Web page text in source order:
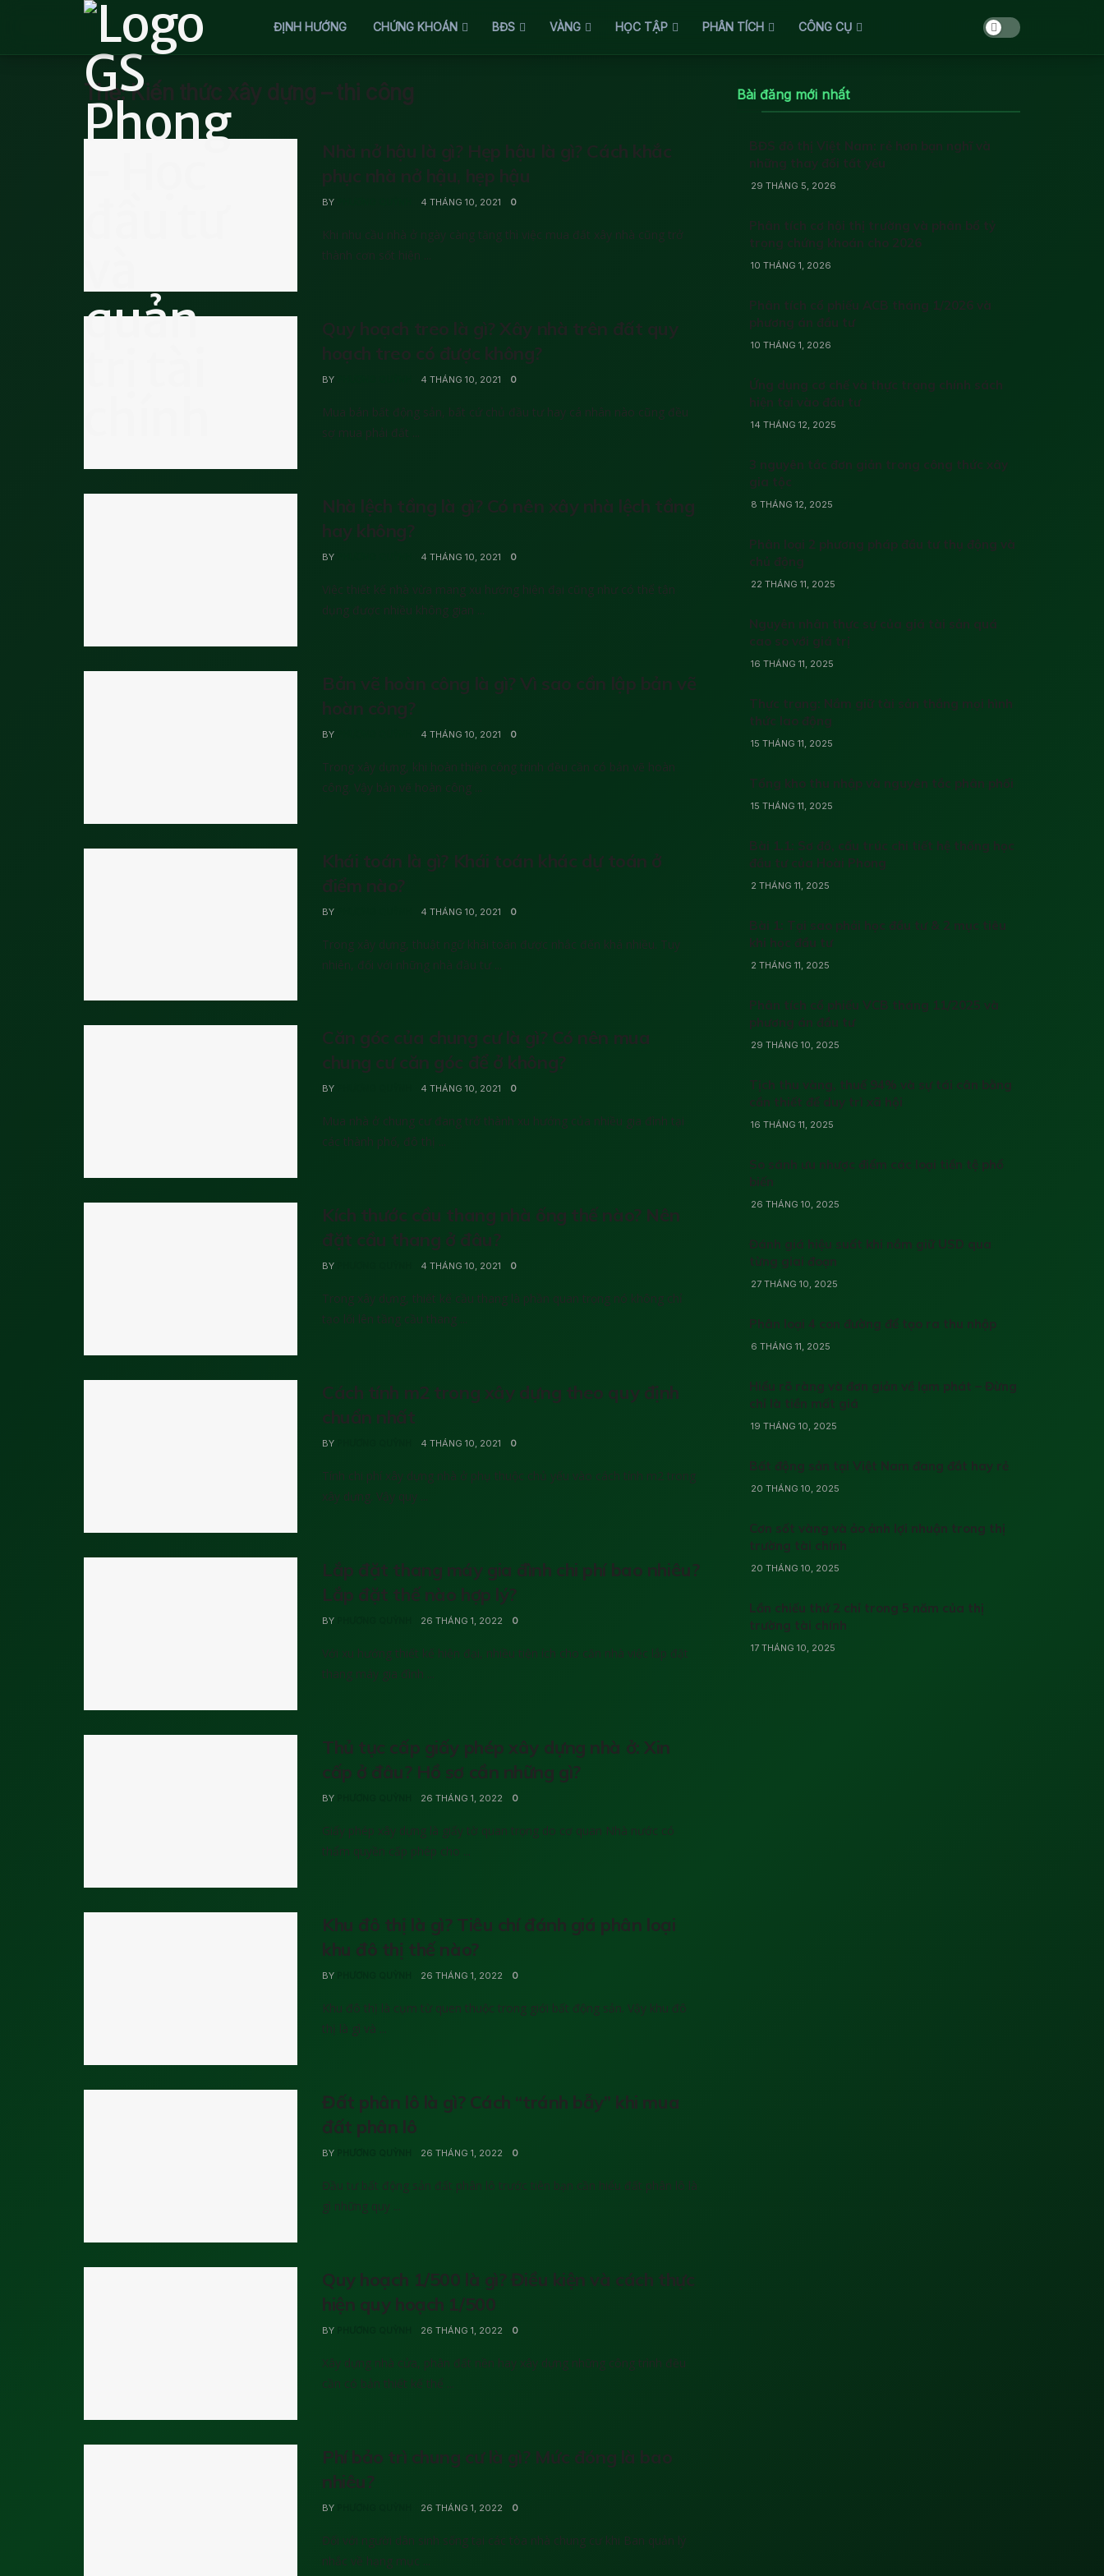
ĐỊNH HƯỚNG CHỨNG KHOÁN BĐS VÀNG HỌC TẬP PHÂN TÍCH CÔNG CỤ
Thẻ:Kiến thức xây dựng – thi công
Nhà nở hậu là gì? Hẹp hậu là gì? Cách khắc
phục nhà nở hậu, hẹp hậu
BY 4 THÁNG 10, 2021 0
Khi nhu cầu nhà ở ngày càng tăng thì việc mua đất xây nhà cũng trở
thành cơn sốt hiện ...
Quy hoạch treo là gì? Xây nhà trên đất quy
hoạch treo có được không?
BY 4 THÁNG 10, 2021 0
Mua bán bất động sản, bất cứ chủ đầu tư hay cá nhân nào cũng đều
sợ mua phải đất ...
Nhà lệch tầng là gì? Có nên xây nhà lệch tầng
hay không?
BY 4 THÁNG 10, 2021 0
Việc thiết kế nhà vừa mang xu hướng hiện đại cũng như có thể tận
dụng được nhiều không gian ...
Bản vẽ hoàn công là gì? Vì sao cần lập bản vẽ
hoàn công?
BY 4 THÁNG 10, 2021 0
Trong xây dựng, khi hoàn thiện công trình đều cần có bản vẽ hoàn
công. Vậy bản vẽ hoàn công ...
Khái toán là gì? Khái toán khác dự toán ở
điểm nào?
BY 4 THÁNG 10, 2021 0
Trong xây dựng, thuật ngữ khái toán được nhắc đến khá nhiều. Tuy
nhiên, đối với những nhà đầu tư ...
Căn góc của chung cư là gì? Có nên mua
chung cư căn góc để ở không?
BY 4 THÁNG 10, 2021 0
Mua nhà ở chung cư đang trở thành xu hướng của nhiều gia đình tại
các thành phố, đô thị ...
Kích thước cầu thang nhà ống thế nào? Nên
đặt cầu thang ở đâu?
BY 4 THÁNG 10, 2021 0
Trong xây dựng, thiết kế cầu thang là phần quan trọng nó không chỉ
tạo lối lên tầng cầu thang ...
Cách tính m2 trong xây dựng theo quy định
chuẩn nhất
BY 4 THÁNG 10, 2021 0
Tính chi phí xây dựng nhà ở phụ thuộc chủ yếu vào cách tính m2 trong
xây dựng. Vậy quy ...
Lắp đặt thang máy gia đình chi phí bao nhiêu?
Lắp đặt thế nào hợp lý?
BY 26 THÁNG 1, 2022 0
Với xu hướng thiết kế hiện đại, nhiều tiện ích cho căn nhà việc lắp đặt
thang máy gia đình ...
Thủ tục cấp giấy phép xây dựng nhà ở: Xin
cấp ở đâu? Hồ sơ cần những gì?
BY 26 THÁNG 1, 2022 0
Giấy phép xây dựng là giấy tờ quan trọng do cơ quan Nhà nước có
thẩm quyền cấp phép cho ...
Khu đô thị là gì? Tiêu chí đánh giá phân loại
khu đô thị thế nào?
BY 26 THÁNG 1, 2022 0
Khu đô thị là cụm từ quen thuộc trong giới bất động sản. Vậy khu đô
thị là gì và ...
Đất phân lô là gì? Cách “tránh bẫy” khi mua
đất phân lô
BY 26 THÁNG 1, 2022 0
Đầu tư bất động sản đất phân lô trước tiên bạn cần hiểu đất phân lô là
gì những quy ...
Quy hoạch 1/500 là gì? Điều kiện và cách thực
hiện quy hoạch 1/500
BY 26 THÁNG 1, 2022 0
Xây dựng nhà cửa, phân đất nền hay xây dựng những công trình đều
cần có bản thiết kế thể ...
Phí bảo trì chung cư là gì? Mức đóng là bao
nhiêu?
BY 26 THÁNG 1, 2022 0
Đối với người dân sinh sống tại các tòa nhà chung cư khi Ban quản lý
nhắc về hạng mục ...
Bài đăng mới nhất
BĐS đô thị Việt Nam: rẻ hơn bạn nghĩ và
những thay đổi tất yếu
29 THÁNG 5, 2026
Phân tích cơ hội thị trường và phân bổ tỷ
trọng chứng khoán cho 2026
10 THÁNG 1, 2026
Phân tích cổ phiếu ACB tháng 1/2026 và
phương án đầu tư
10 THÁNG 1, 2026
Ứng dụng cơ chế và thực trạng chính sách
hiện tại vào đầu tư
14 THÁNG 12, 2025
3 nguyên tắc đơn giản trong công thức xây
gia tộc
8 THÁNG 12, 2025
Phân loại 2 phương pháp đầu tư thụ động và
chủ động
22 THÁNG 11, 2025
Nguyên nhân thực sự của giá tài sản quá
cao so với giá trị
16 THÁNG 11, 2025
Thực trạng: Nắm giữ tài sản thắng mọi hình
thức lao động
15 THÁNG 11, 2025
Tổng kho thu nhập và nguyên tắc phân phối
15 THÁNG 11, 2025
Bài 1.1: Sơ đồ, cấu trúc chi tiết hệ thống học
đầu tư của Hoài Phong
2 THÁNG 11, 2025
Bài 1: Tại sao phải học đầu tư & 2 mục tiêu
khi học đầu tư
2 THÁNG 11, 2025
Phân tích cổ phiếu VCB tháng 11/2025 và
phương án đầu tư
29 THÁNG 10, 2025
Tịch thu vàng, thuế 94% và sự tái cân bằng
cần thiết để duy trì xã hội
16 THÁNG 11, 2025
So sánh ưu nhược điểm các loại tiền tệ phổ
biến
26 THÁNG 10, 2025
Đánh giá hiệu suất khi nắm giữ USD qua
từng giai đoạn
27 THÁNG 10, 2025
Phân loại 4 con đường để tạo ra thu nhập
6 THÁNG 11, 2025
Hiểu rõ ràng và đơn giản về lạm phát – Đừng
chỉ là tiền mất giá
19 THÁNG 10, 2025
Bất động sản tại Việt Nam đang đắt hay rẻ
20 THÁNG 10, 2025
Cơn sốt vàng và ảo ảnh lợi nhuận trong thị
trường tài chính
20 THÁNG 10, 2025
Lần chiếu thứ 2 chỉ trong 5 năm của thị
trường tài chính
17 THÁNG 10, 2025